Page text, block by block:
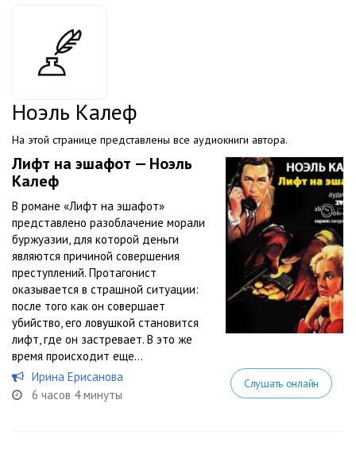
Ноэль Калеф
На этой странице представлены все аудиокниги автора.
Лифт на эшафот — Ноэль
Калеф
В романе «Лифт на эшафот»
представлено разоблачение морали
буржуазии, для которой деньги
являются причиной совершения
преступлений. Протагонист
оказывается в страшной ситуации:
после того как он совершает
убийство, его ловушкой становится
лифт, где он застревает. В это же
время происходит еще...
Ирина Ерисанова
6 часов 4 минуты
Слушать онлайн